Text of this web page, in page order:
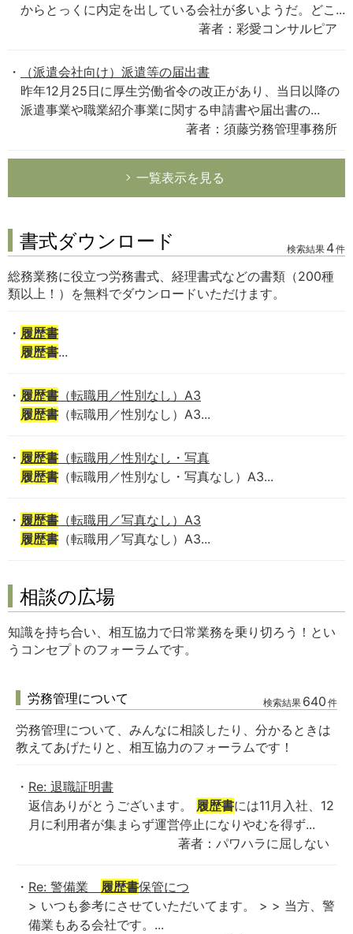
からとっくに内定を出している会社が多いようだ。どこ...
著者：彩愛コンサルピア
（派遣会社向け）派遣等の届出書
昨年12月25日に厚生労働省令の改正があり、当日以降の
派遣事業や職業紹介事業に関する申請書や届出書の...
著者：須藤労務管理事務所
一覧表示を見る
書式ダウンロード 検索結果 4件
総務業務に役立つ労務書式、経理書式などの書類（200種
類以上！）を無料でダウンロードいただけます。
履歴書
履歴書...
履歴書 （転職用／性別なし）A3
履歴書 （転職用／性別なし）A3...
履歴書 （転職用／性別なし・写真
履歴書 （転職用／性別なし・写真なし）A3...
履歴書 （転職用／写真なし）A3
履歴書 （転職用／写真なし）A3...
相談の広場
知識を持ち合い、相互協力で日常業務を乗り切ろう！とい
うコンセプトのフォーラムです。
労務管理について 検索結果 640 件
労務管理について、みんなに相談したり、分かるときは
教えてあげたりと、相互協力のフォーラムです！
Re: 退職証明書
返信ありがとうございます。 履歴書には11月入社、12
月に利用者が集まらず運営停止になりやむを得ず...
著者：パワハラに屈しない
Re: 警備業 履歴書保管につ
> いつも参考にさせていただいてます。 > > 当方、警
備業もある会社です。...